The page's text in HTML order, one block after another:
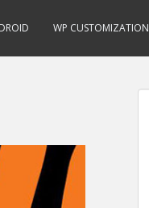
WP CUSTOMIZATION